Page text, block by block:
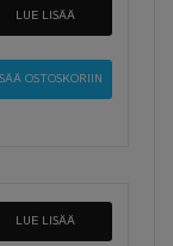
LUE LISÄÄ
LUE LISÄÄ